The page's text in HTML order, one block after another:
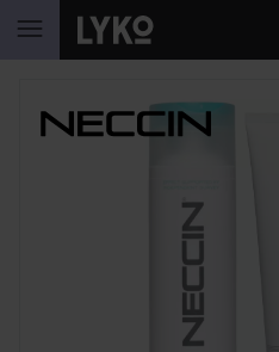
HOPPA TILL INNEHÅLLET